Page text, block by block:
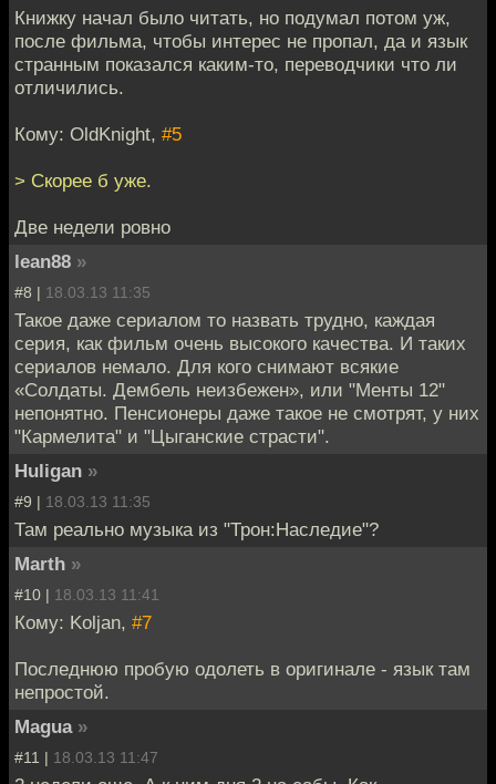
Книжку начал было читать, но подумал потом уж,
после фильма, чтобы интерес не пропал, да и язык
странным показался каким-то, переводчики что ли
отличились.
Кому: OldKnight, #5
> Скорее б уже.
Две недели ровно
lean88 »
#8 | 18.03.13 11:35
Такое даже сериалом то назвать трудно, каждая
серия, как фильм очень высокого качества. И таких
сериалов немало. Для кого снимают всякие
«Солдаты. Дембель неизбежен», или "Менты 12"
непонятно. Пенсионеры даже такое не смотрят, у них
"Кармелита" и "Цыганские страсти".
Huligan »
#9 | 18.03.13 11:35
Там реально музыка из "Трон:Наследие"?
Marth »
#10 | 18.03.13 11:41
Кому: Koljan, #7
Последнюю пробую одолеть в оригинале - язык там
непростой.
Magua »
#11 | 18.03.13 11:47